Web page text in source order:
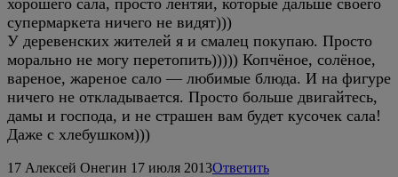
хорошего сала, просто лентяи, которые дальше своего
супермаркета ничего не видят)))
У деревенских жителей я и смалец покупаю. Просто
морально не могу перетопить))))) Копчёное, солёное,
вареное, жареное сало — любимые блюда. И на фигуре
ничего не откладывается. Просто больше двигайтесь,
дамы и господа, и не страшен вам будет кусочек сала!
Даже с хлебушком)))
17 Алексей Онегин 17 июля 2013Ответить